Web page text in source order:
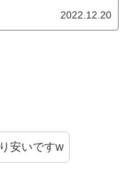
2022.12.20
安いですw